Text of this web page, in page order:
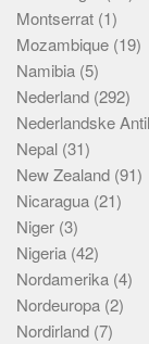
Montserrat (1)
Mozambique (19)
Namibia (5)
Nederland (292)
Nederlandske
Nepal (31)
New Zealand (91)
Nicaragua (21)
Niger (3)
Nigeria (42)
Nordamerika (4)
Nordeuropa (2)
Nordirland (7)